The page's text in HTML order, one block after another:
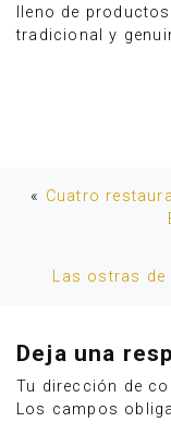
lleno de
tradicional y
« Cuatro
Las ostras de
Deja una
Tu dirección de
Los campos